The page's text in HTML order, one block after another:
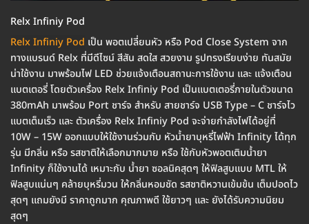
Relx Infiniy Pod
Relx Infiniy Pod เป็น พอตเปลี่ยนหัว หรือ Pod Close System จาก
ทางแบรนด์ Relx ที่มีดีไซน์ สีสัน สดใส สวยงาม รูปทรงเรียบง่าย ทันสมัย
น่าใช้งาน มาพร้อมไฟ LED ช่วยแจ้งเตือนสถานะการใช้งาน และ แจ้งเตือน
แบตเตอรี่ โดยตัวเครื่อง Relx Infiniy Pod เป็นแบตเตอรี่ภายในตัวขนาด
380mAh มาพร้อม Port ชาร์จ สำหรับ สายชาร์จ USB Type – C ชาร์จไว
แบตเต็มเร็ว และ ตัวเครื่อง Relx Infiniy Pod จะจ่ายกำลังไฟได้อยู่ที่
10W – 15W ออกแบบให้ใช้งานร่วมกับ หัวน้ำยาบุหรี่ไฟฟ้า Infinity ได้ทุก
รุ่น มีกลิ่น หรือ รสชาติให้เลือกมากมาย หรือ ใช้กับหัวพอตเติมน้ำยา
Infinity ก็ใช้งานได้ เหมาะกับ น้ำยา ซอลนิคสุดๆ ให้ฟิลสูบแบบ MTL ให้
ฟิลสูบแน่นๆ คล้ายบุหรี่มวน ให้กลิ่นหอมชัด รสชาติหวานเข้มข้น เต็มปอดไว
สุดๆ แถมยังมี ราคาถูกมาก คุณภาพดี ใช้ยาวๆ และ ยังได้รับความนิยม
สุดๆ